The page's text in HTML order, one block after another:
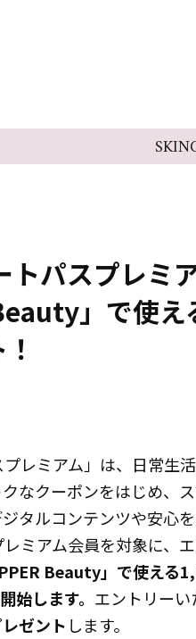
トパスプレミ
」で使
プレミアム」は、日常生
なクーポンをはじめ、
タルコンテンツや安心
ミアム会員を対象に、
Beauty」で使える
始します。 エントリー
ゼント します。